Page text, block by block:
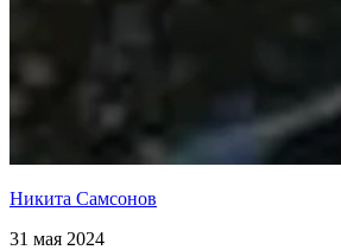
Никита Самсонов
31 мая 2024